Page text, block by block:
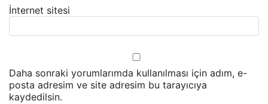
İnternet sitesi
Daha sonraki yorumlarımda kullanılması için adım, e-
posta adresim ve site adresim bu tarayıcıya
kaydedilsin.